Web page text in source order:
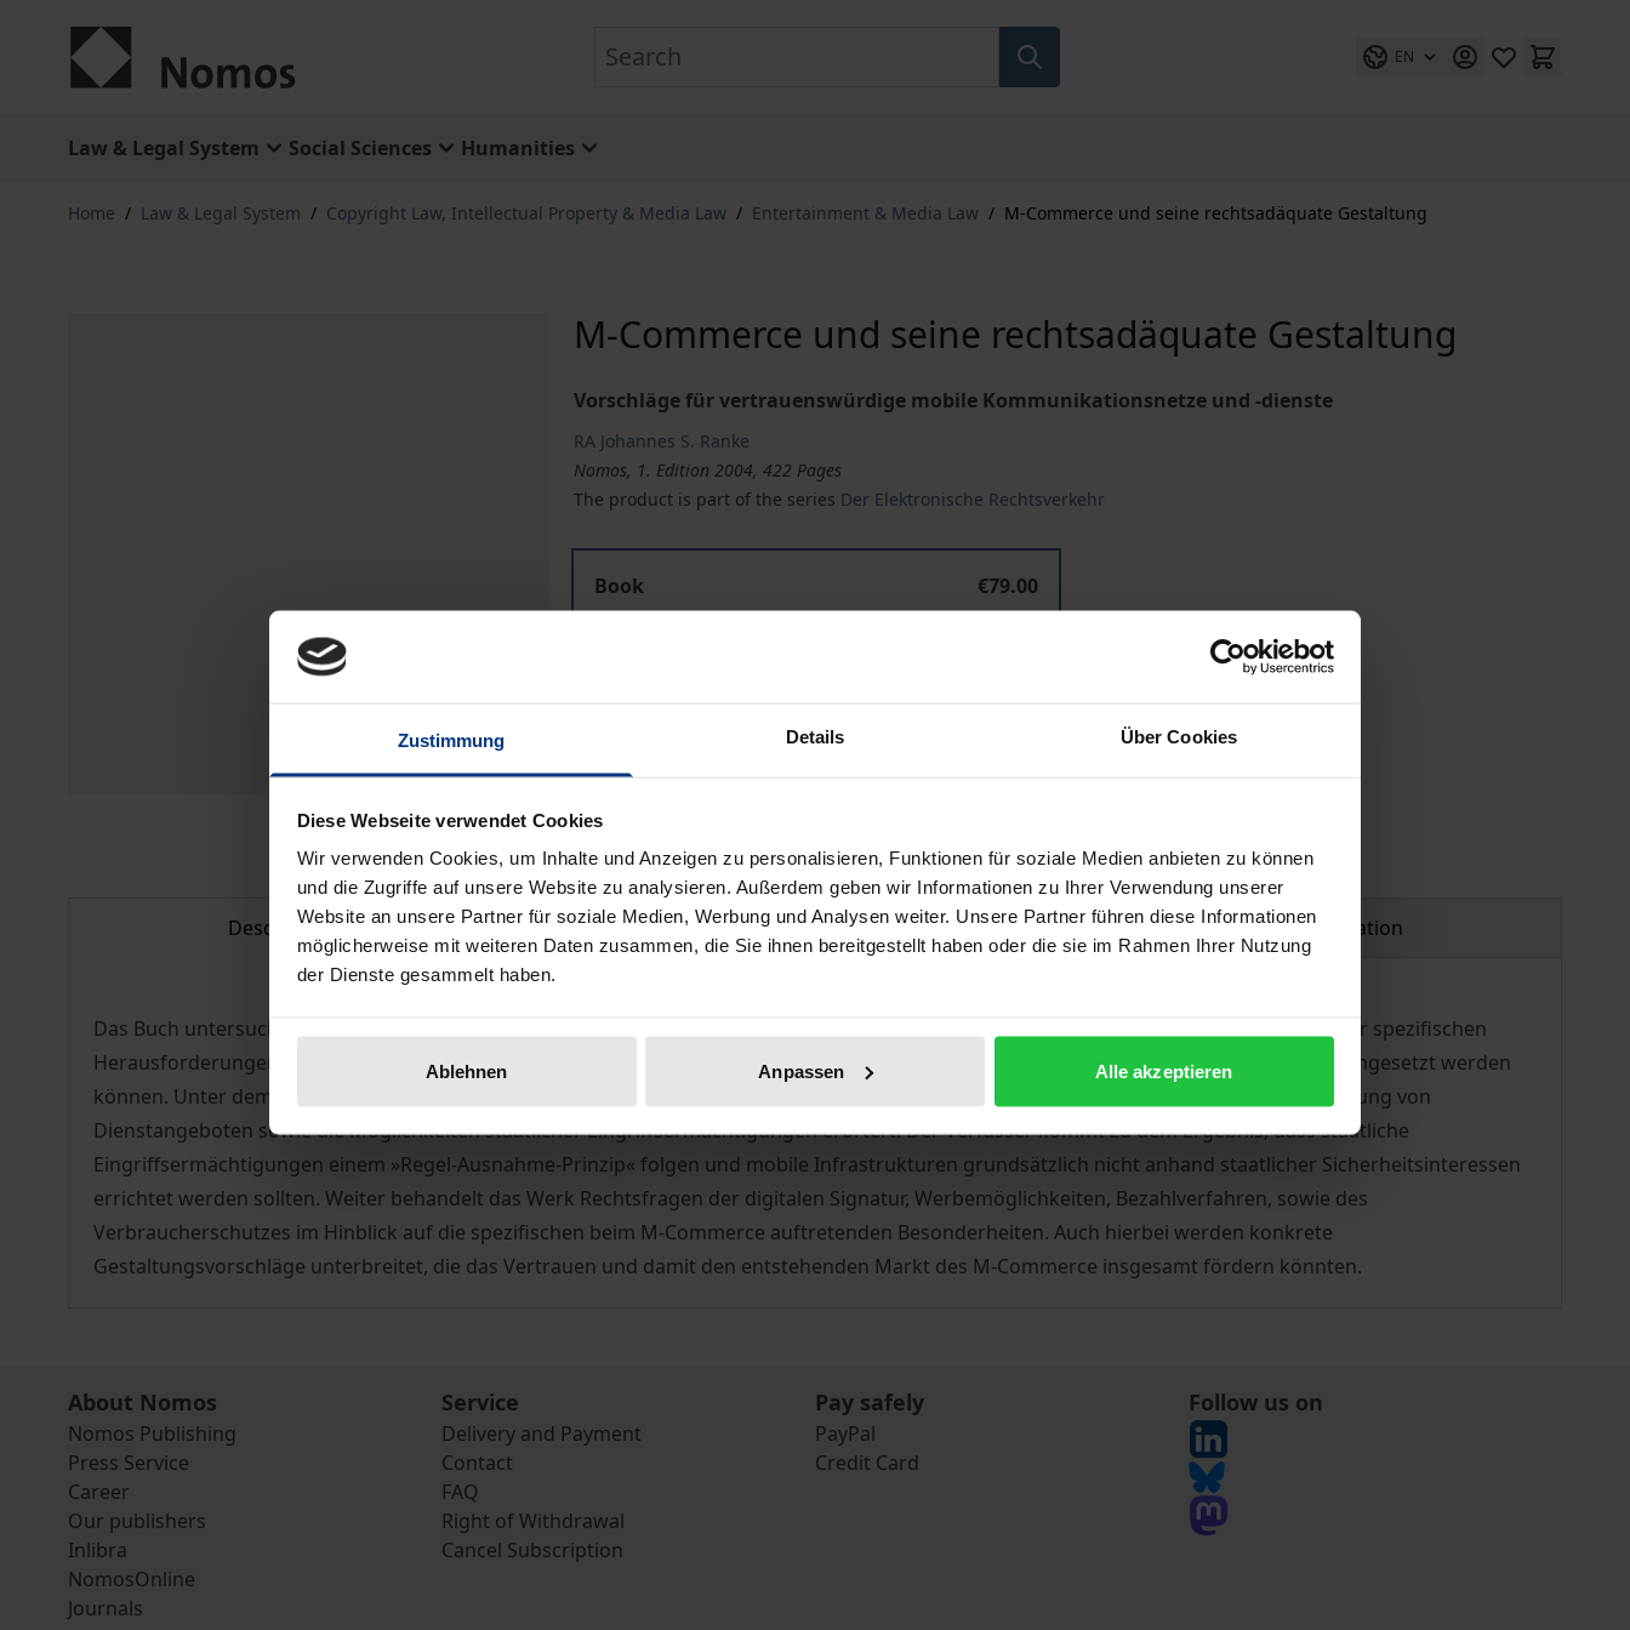
Zustimmung Details Über Cookies
Diese Webseite verwendet Cookies
Wir verwenden Cookies, um Inhalte und Anzeigen zu personalisieren, Funktionen für soziale Medien anbieten zu können
und die Zugriffe auf unsere Website zu analysieren. Außerdem geben wir Informationen zu Ihrer Verwendung unserer
Website an unsere Partner für soziale Medien, Werbung und Analysen weiter. Unsere Partner führen diese Informationen
möglicherweise mit weiteren Daten zusammen, die Sie ihnen bereitgestellt haben oder die sie im Rahmen Ihrer Nutzung
der Dienste gesammelt haben.
Ablehnen Anpassen Alle akzeptieren
EN
Law & Legal System Social Sciences Humanities
Home / Law & Legal System / Copyright Law, Intellectual Property & Media Law / Entertainment & Media Law / M-Commerce und seine rechtsadäquate Gestaltung
M-Commerce und seine rechtsadäquate Gestaltung
Vorschläge für vertrauenswürdige mobile Kommunikationsnetze und -dienste
RA Johannes S. Ranke
Nomos, 1. Edition 2004, 422 Pages
The product is part of the series Der Elektronische Rechtsverkehr
Book
€79.00
Description Bibliographical data Product safety information
Das Buch untersucht den Rechtsrahmen mobiler Kommunikationsnetze und -dienste, konkretisiert dessen Anforderungen hinsichtlich der spezifischen
Herausforderungen und zeigt auf, wie diese Anforderungen im Rahmen der üblichen Geschäftsmodelle technisch und organisatorisch umgesetzt werden
können. Unter dem Abschnitt Datenschutz werden hierbei Location-Based-Services, die besonderen Anforderungen an eine Personalisierung von
Dienstangeboten sowie die Möglichkeiten staatlicher Eingriffsermächtigungen erörtert. Der Verfasser kommt zu dem Ergebnis, dass staatliche
Eingriffsermächtigungen einem »Regel-Ausnahme-Prinzip« folgen und mobile Infrastrukturen grundsätzlich nicht anhand staatlicher Sicherheitsinteressen
errichtet werden sollten. Weiter behandelt das Werk Rechtsfragen der digitalen Signatur, Werbemöglichkeiten, Bezahlverfahren, sowie des
Verbraucherschutzes im Hinblick auf die spezifischen beim M-Commerce auftretenden Besonderheiten. Auch hierbei werden konkrete
Gestaltungsvorschläge unterbreitet, die das Vertrauen und damit den entstehenden Markt des M-Commerce insgesamt fördern könnten.
About Nomos
Nomos Publishing
Press Service
Career
Our publishers
Inlibra
NomosOnline
Journals
Service
Delivery and Payment
Contact
FAQ
Right of Withdrawal
Cancel Subscription
Pay safely
PayPal
Credit Card
Follow us on